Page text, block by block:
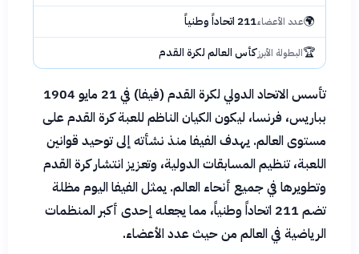
🌍عدد الأعضاء211 اتحاداً وطنياً
🏆البطولة الأبرزكأس العالم لكرة القدم
تأسس الاتحاد الدولي لكرة القدم (فيفا) في 21 مايو 1904
بباريس، فرنسا، ليكون الكيان الناظم للعبة كرة القدم على
مستوى العالم. يهدف الفيفا منذ نشأته إلى توحيد قوانين
اللعبة، تنظيم المسابقات الدولية، وتعزيز انتشار كرة القدم
وتطويرها في جميع أنحاء العالم. يمثل الفيفا اليوم مظلة
تضم 211 اتحاداً وطنياً، مما يجعله إحدى أكبر المنظمات
الرياضية في العالم من حيث عدد الأعضاء.